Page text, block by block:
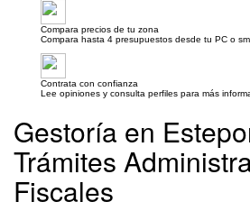
Compara precios de tu zona
Compara hasta 4 presupuestos desde tu PC o
Contrata con confianza
Lee opiniones y consulta perfiles para más
Gestoría en
Trámites
Fiscales